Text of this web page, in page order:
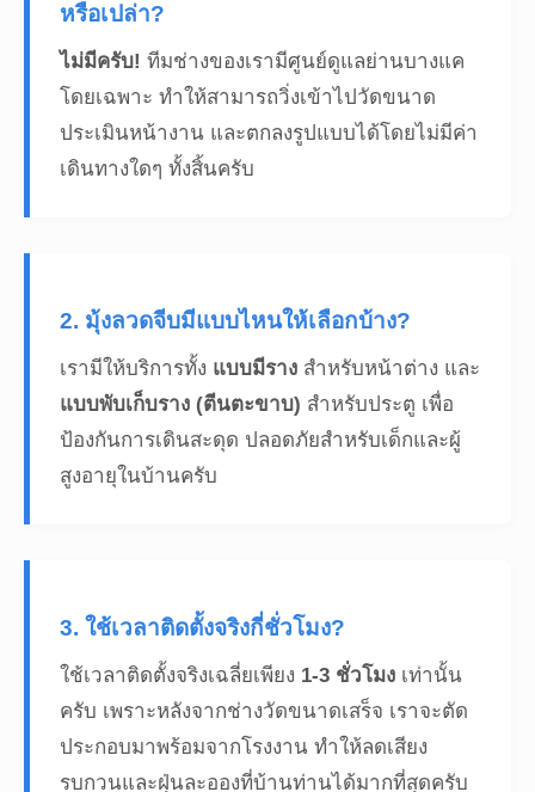
หรือเปล่า?
ไม่มีครับ! ทีมช่างของเรามีศูนย์ดูแลย่านบางแค
โดยเฉพาะ ทำให้สามารถวิ่งเข้าไปวัดขนาด
ประเมินหน้างาน และตกลงรูปแบบได้โดยไม่มีค่า
เดินทางใดๆ ทั้งสิ้นครับ
2. มุ้งลวดจีบมีแบบไหนให้เลือกบ้าง?
เรามีให้บริการทั้ง แบบมีราง สำหรับหน้าต่าง และ
แบบพับเก็บราง (ตีนตะขาบ) สำหรับประตู เพื่อ
ป้องกันการเดินสะดุด ปลอดภัยสำหรับเด็กและผู้
สูงอายุในบ้านครับ
3. ใช้เวลาติดตั้งจริงกี่ชั่วโมง?
ใช้เวลาติดตั้งจริงเฉลี่ยเพียง 1-3 ชั่วโมง เท่านั้น
ครับ เพราะหลังจากช่างวัดขนาดเสร็จ เราจะตัด
ประกอบมาพร้อมจากโรงงาน ทำให้ลดเสียง
รบกวนและฝุ่นละอองที่บ้านท่านได้มากที่สุดครับ